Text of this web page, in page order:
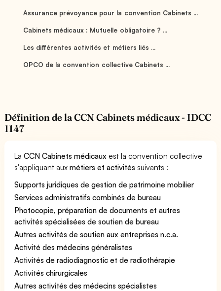
Assurance prévoyance pour la convention Cabinets ...
Cabinets médicaux : Mutuelle obligatoire ? ...
Les différentes activités et métiers liés ...
OPCO de la convention collective Cabinets ...
Définition de la CCN Cabinets médicaux - IDCC
1147
LaCCN Cabinets médicaux est la convention collective
s'appliquant auxmétiers et activités suivants :
Supports juridiques de gestion de patrimoine mobilier
Services administratifs combinés de bureau
Photocopie, préparation de documents et autres
activités spécialisées de soutien de bureau
Autres activités de soutien aux entreprises n.c.a.
Activité des médecins généralistes
Activités de radiodiagnostic et de radiothérapie
Activités chirurgicales
Autres activités des médecins spécialistes